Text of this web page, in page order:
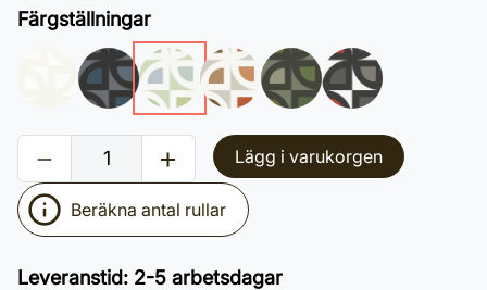
Färgställningar
Lägg i varukorgen
Beräkna antal rullar
Leveranstid: 2-5 arbetsdagar